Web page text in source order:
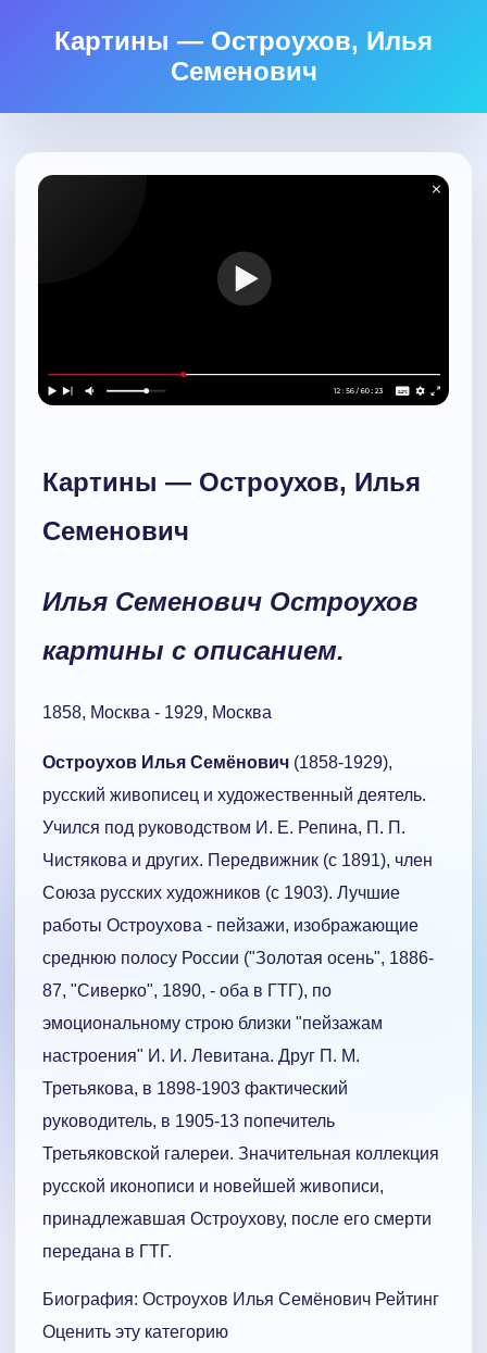
Картины — Остроухов, Илья
Семенович
Картины — Остроухов, Илья
Семенович
Илья Семенович Остроухов
картины с описанием.
1858, Москва - 1929, Москва
Остроухов Илья Семёнович (1858-1929),
русский живописец и художественный деятель.
Учился под руководством И. Е. Репина, П. П.
Чистякова и других. Передвижник (с 1891), член
Союза русских художников (с 1903). Лучшие
работы Остроухова - пейзажи, изображающие
среднюю полосу России ("Золотая осень", 1886-
87, "Сиверко", 1890, - оба в ГТГ), по
эмоциональному строю близки "пейзажам
настроения" И. И. Левитана. Друг П. М.
Третьякова, в 1898-1903 фактический
руководитель, в 1905-13 попечитель
Третьяковской галереи. Значительная коллекция
русской иконописи и новейшей живописи,
принадлежавшая Остроухову, после его смерти
передана в ГТГ.
Биография: Остроухов Илья Семёнович Рейтинг
Оценить эту категорию